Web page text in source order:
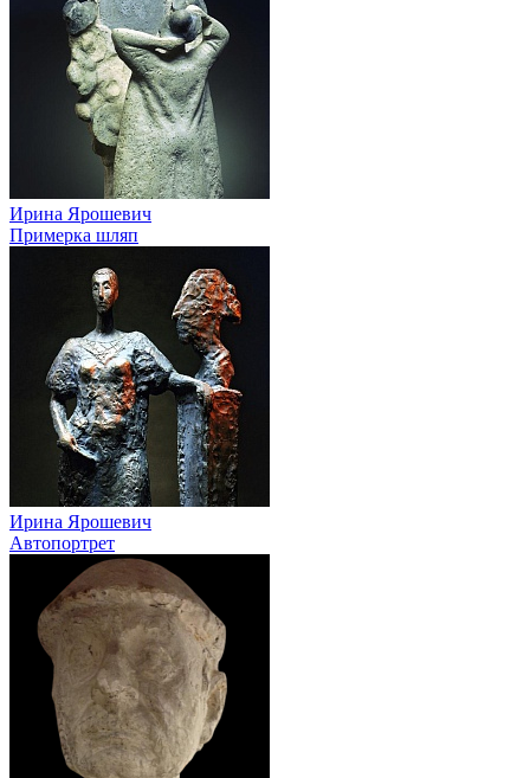
Ирина Ярошевич
Примерка шляп
Ирина Ярошевич
Автопортрет